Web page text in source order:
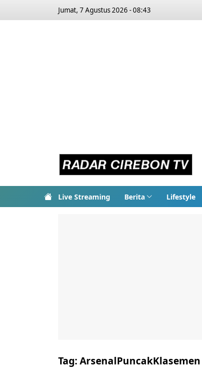
Jumat, 7 Agustus 2026 - 08:43
Live Streaming Berita Lifestyle
Tag:ArsenalPuncakKlasemen